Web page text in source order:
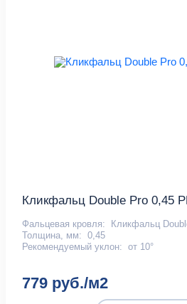
Кликфальц Double Pro 0,45
Фальцевая кровля:
Кликфальц
Толщина, мм: 0,45
Рекомендуемый уклон: от 10°
779 руб./м2